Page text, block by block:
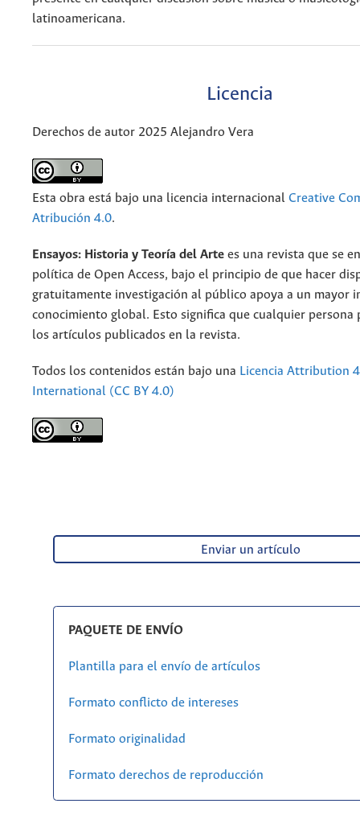
latinoamericana.
Licencia
Derechos de autor 2025 Alejandro Vera
Esta obra está bajo una licencia internacional Creative
Atribución 4.0.
Ensayos: Historia y Teoría del Arte es una revista que se
política de Open Access, bajo el principio de que hacer
gratuitamente investigación al público apoya a un mayor
conocimiento global. Esto significa que cualquier persona
los artículos publicados en la revista.
Todos los contenidos están bajo una Licencia Attribution
International (CC BY 4.0)
Enviar un artículo
PAQUETE DE ENVÍO
Plantilla para el envío de artículos
Formato conflicto de intereses
Formato originalidad
Formato derechos de reproducción